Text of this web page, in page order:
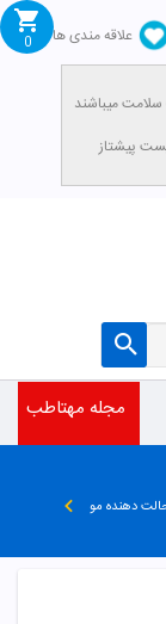
علاقه مندی ها
0
مجله مهتاطب
دهنده مو